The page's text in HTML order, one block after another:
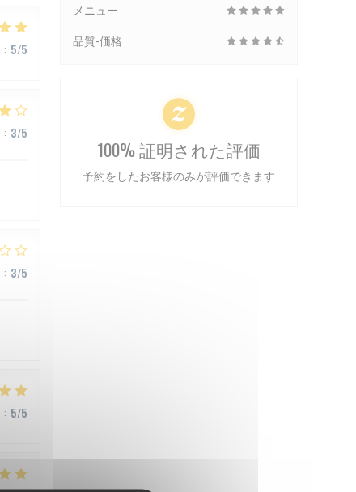
: 5/5
: 3/5
: 3/5
: 5/5
メニュー
品質-価格
100% 証明された評価
予約をしたお客様のみが評価できます